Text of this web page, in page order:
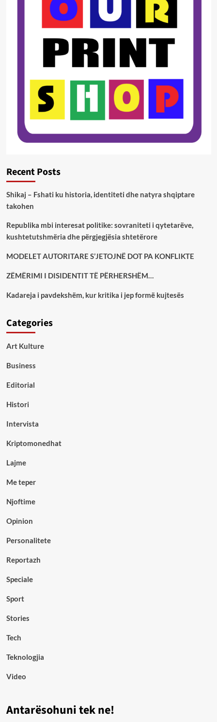
Recent Posts
Shikaj – Fshati ku historia, identiteti dhe natyra shqiptare
takohen
Republika mbi interesat politike: sovraniteti i qytetarëve,
kushtetutshmëria dhe përgjegjësia shtetërore
MODELET AUTORITARE S’JETOJNË DOT PA KONFLIKTE
ZËMËRIMI I DISIDENTIT TË PËRHERSHËM…
Kadareja i pavdekshëm, kur kritika i jep formë kujtesës
Categories
Art Kulture
Business
Editorial
Histori
Intervista
Kriptomonedhat
Lajme
Me teper
Njoftime
Opinion
Personalitete
Reportazh
Speciale
Sport
Stories
Tech
Teknologjia
Video
Antarësohuni tek ne!